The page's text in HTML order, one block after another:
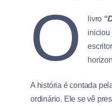
O livro
iniciou
A história é contada
ordinário. Ele se vê